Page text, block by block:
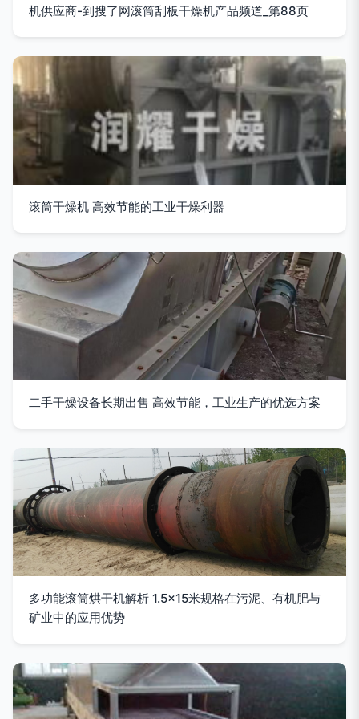
机供应商-到搜了网滚筒刮板干燥机产品频道_第88页
滚筒干燥机 高效节能的工业干燥利器
二手干燥设备长期出售 高效节能，工业生产的优选方案
多功能滚筒烘干机解析 1.5×15米规格在污泥、有机肥与
矿业中的应用优势